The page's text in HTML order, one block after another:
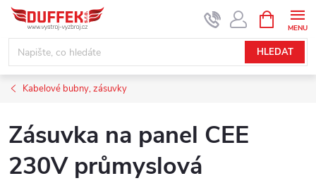
Přejít
obsah
HLEDAT
NÁKUPNÍ
KOŠÍK
Kabelové bubny, zásuvky
Zásuvka na panel CEE
230V průmyslová